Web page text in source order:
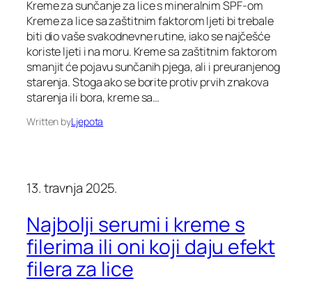
Kreme za sunčanje za lice s mineralnim SPF-om
Kreme za lice sa zaštitnim faktorom ljeti bi trebale
biti dio vaše svakodnevne rutine, iako se najčešće
koriste ljeti i na moru. Kreme sa zaštitnim faktorom
smanjit će pojavu sunčanih pjega, ali i preuranjenog
starenja. Stoga ako se borite protiv prvih znakova
starenja ili bora, kreme sa…
Written byLjepota
13. travnja 2025.
Najbolji serumi i kreme s
filerima ili oni koji daju efekt
filera za lice